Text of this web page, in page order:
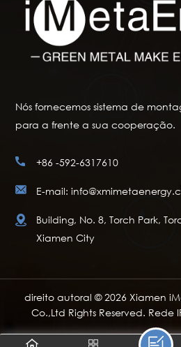
Nós fornecemos sistema de
para a frente a sua cooperação.
+86 -592-6317610
E-mail:
Building, No. 8, Torch Park,
Xiamen City
direito autoral © 2026 Xiamen
Co.,Ltd Rights Reserved. Rede